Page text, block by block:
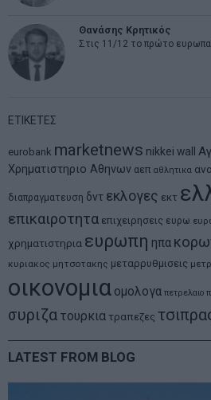
Θανάσης Κρητικός
Στις 11/12 το πρώτο
ΕΤΙΚΕΤΕΣ
eurobank marketnews nikkei wall
Χρηματιστηριο Αθηνων αεπ αθλητικα
διαπραγματευση δντ εκλογες εκτ
επικαιροτητα επιχειρησεις ευρω
χρηματιστηρια ευρωπη ηπα
κυριακος μητσοτακης μεταρρυθμισεις
οικονομια ομολογα πετρελαιο
συριζα τουρκια τραπεζες
LATEST FROM BLOG